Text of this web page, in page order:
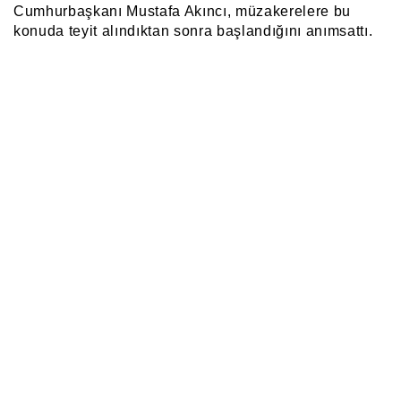
Cumhurbaşkanı Mustafa Akıncı, müzakerelere bu
konuda teyit alındıktan sonra başlandığını anımsattı.